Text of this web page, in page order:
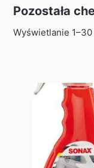
Pozostała
Wyświetlanie